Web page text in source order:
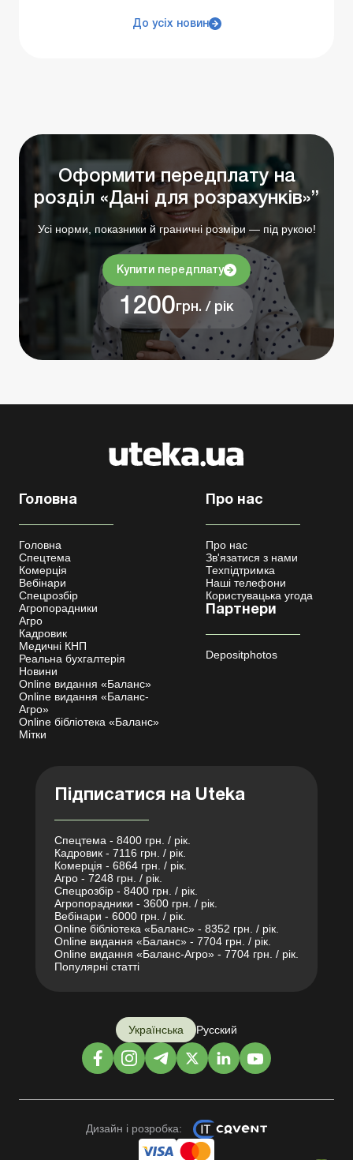
До усіх новин
Оформити передплату на
розділ «Дані для розрахунків»”
Усі норми, показники й граничні розміри — під рукою!
Купити передплату
1200грн. / рік
Головна
Головна
Спецтема
Комерція
Вебінари
Спецрозбір
Агропорадники
Агро
Кадровик
Медичні КНП
Реальна бухгалтерія
Новини
Online видання «Баланс»
Online видання «Баланс-
Агро»
Online бібліотека «Баланс»
Мітки
Про нас
Про нас
Зв'язатися з нами
Техпідтримка
Наші телефони
Користувацька угода
Партнери
Depositphotos
Підписатися на Uteka
Спецтема - 8400 грн. / рік.
Кадровик - 7116 грн. / рік.
Комерція - 6864 грн. / рік.
Агро - 7248 грн. / рік.
Спецрозбір - 8400 грн. / рік.
Агропорадники - 3600 грн. / рік.
Вебінари - 6000 грн. / рік.
Online бібліотека «Баланс» - 8352 грн. / рік.
Online видання «Баланс» - 7704 грн. / рік.
Online видання «Баланс-Агро» - 7704 грн. / рік.
Популярні статті
Українська Русский
Дизайн і розробка: